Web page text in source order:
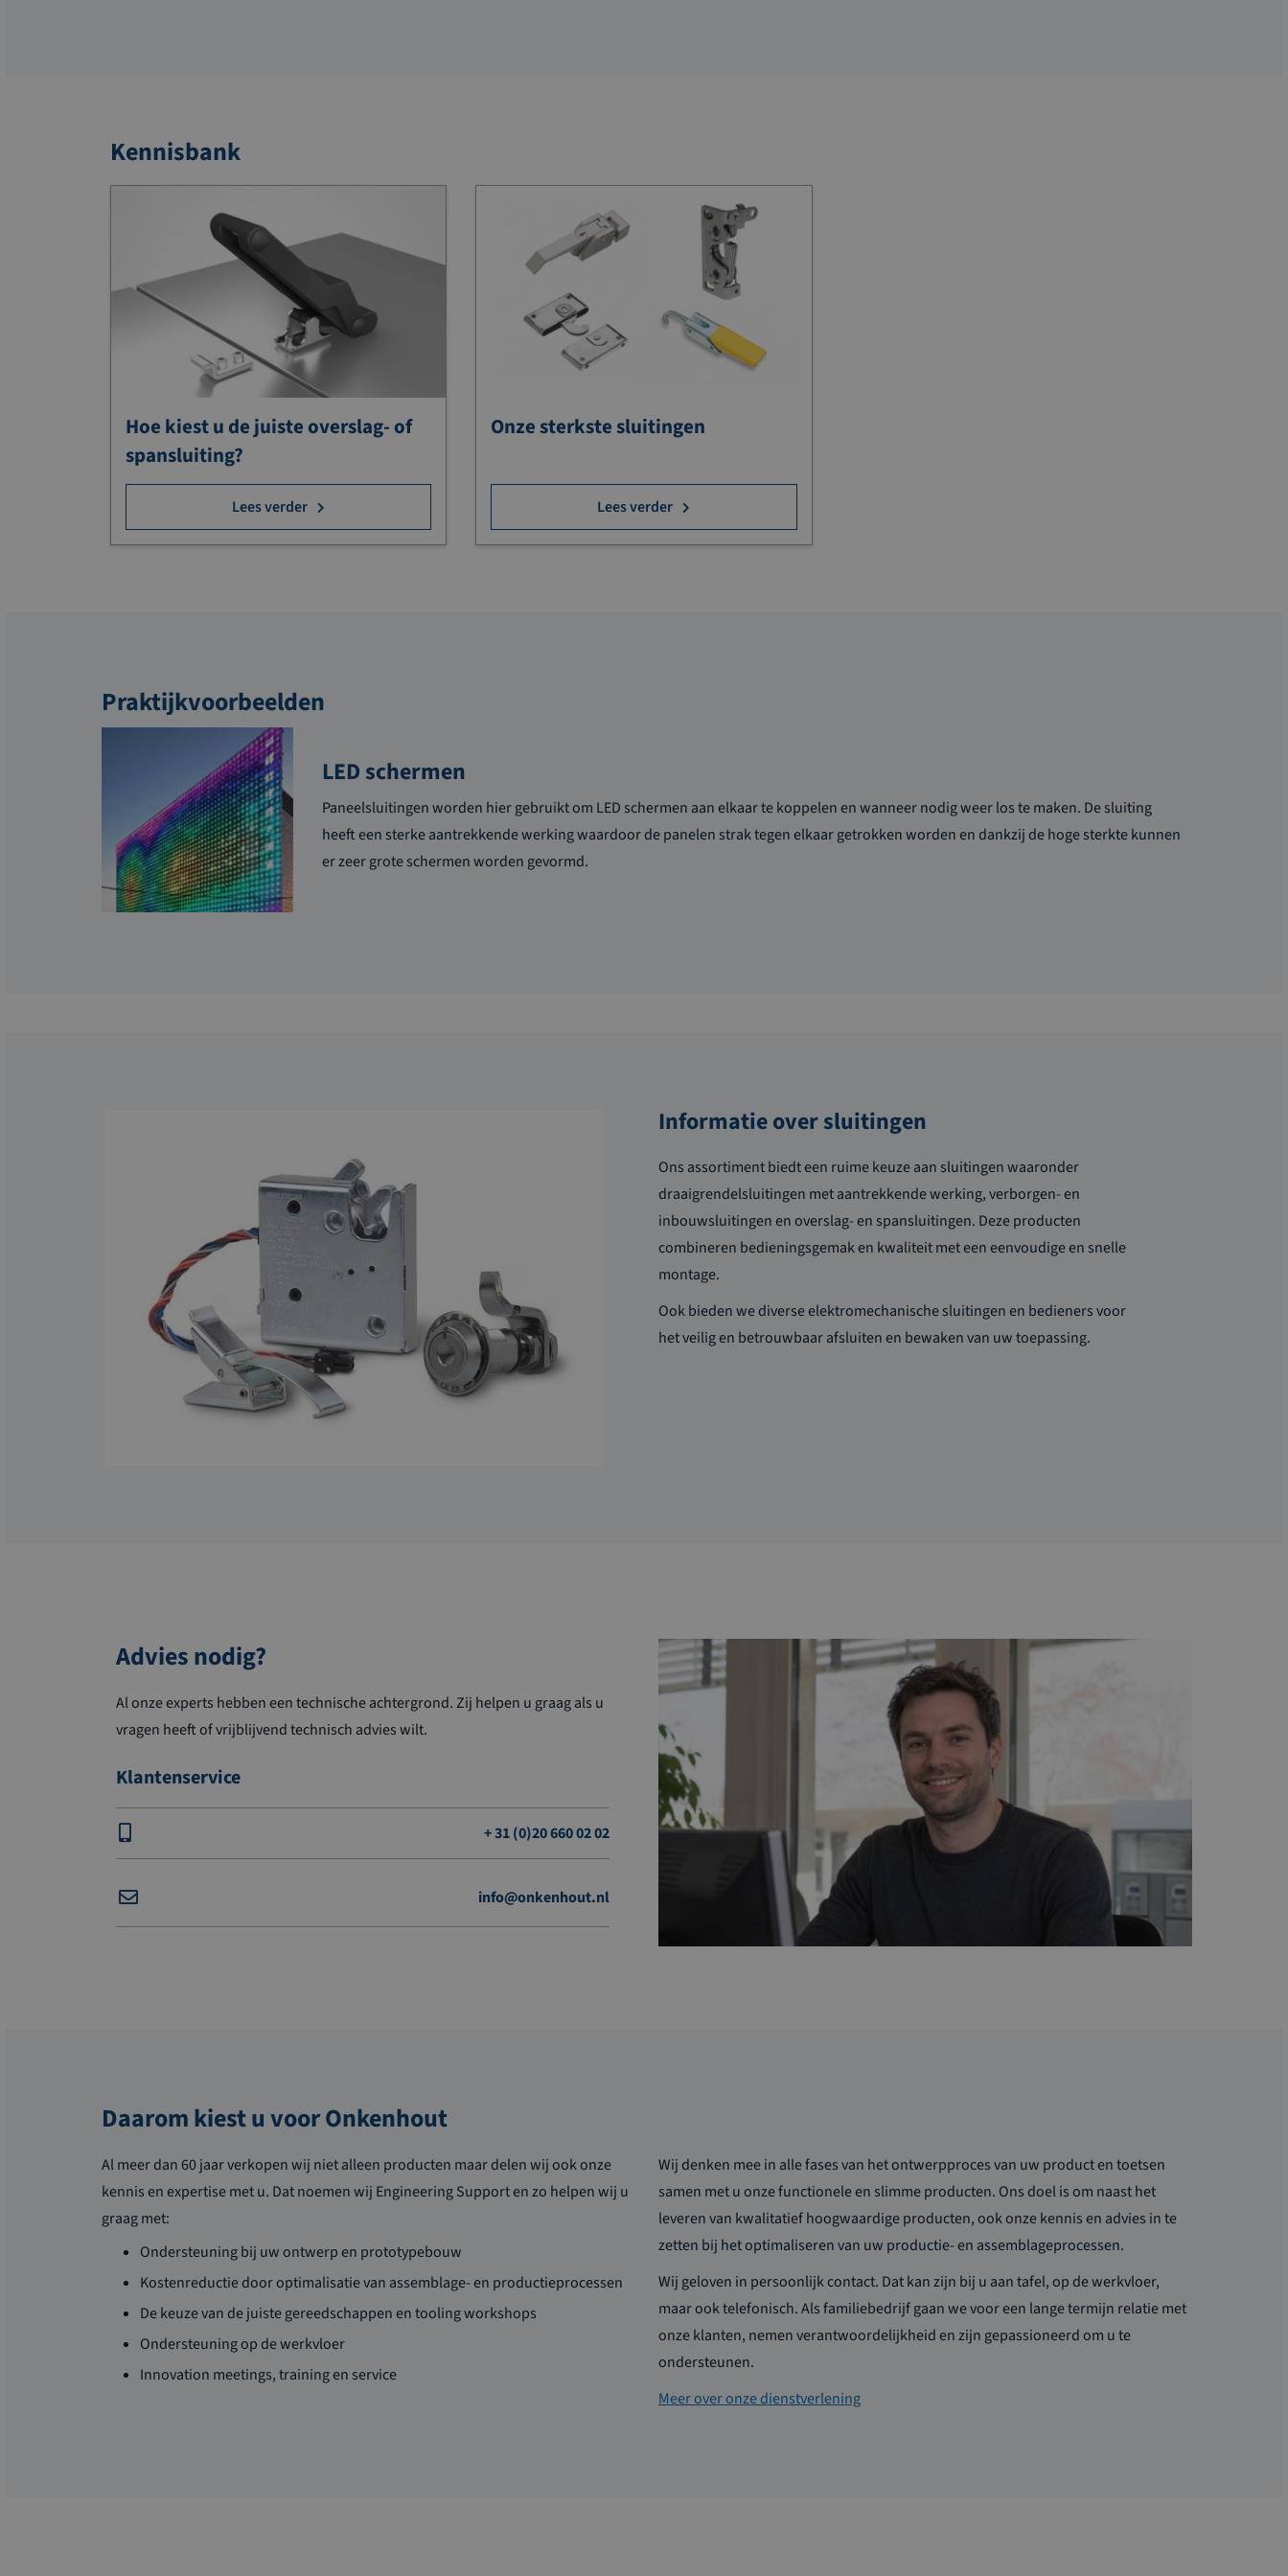
Kennisbank
Hoe kiest u de juiste overslag- of
spansluiting?
Lees verder
Onze sterkste sluitingen
Lees verder
Praktijkvoorbeelden
LED schermen
Paneelsluitingen worden hier gebruikt om LED schermen aan elkaar te koppelen en wanneer nodig weer los te maken. De sluiting
heeft een sterke aantrekkende werking waardoor de panelen strak tegen elkaar getrokken worden en dankzij de hoge sterkte kunnen
er zeer grote schermen worden gevormd.
Informatie over sluitingen
Ons assortiment biedt een ruime keuze aan sluitingen waaronder
draaigrendelsluitingen met aantrekkende werking, verborgen- en
inbouwsluitingen en overslag- en spansluitingen. Deze producten
combineren bedieningsgemak en kwaliteit met een eenvoudige en snelle
montage.
Ook bieden we diverse elektromechanische sluitingen en bedieners voor
het veilig en betrouwbaar afsluiten en bewaken van uw toepassing.
Advies nodig?
Al onze experts hebben een technische achtergrond. Zij helpen u graag als u
vragen heeft of vrijblijvend technisch advies wilt.
Klantenservice
+ 31 (0)20 660 02 02
info@onkenhout.nl
Daarom kiest u voor Onkenhout
Al meer dan 60 jaar verkopen wij niet alleen producten maar delen wij ook onze
kennis en expertise met u. Dat noemen wij Engineering Support en zo helpen wij u
graag met:
Ondersteuning bij uw ontwerp en prototypebouw
Kostenreductie door optimalisatie van assemblage- en productieprocessen
De keuze van de juiste gereedschappen en tooling workshops
Ondersteuning op de werkvloer
Innovation meetings, training en service
Wij denken mee in alle fases van het ontwerpproces van uw product en toetsen
samen met u onze functionele en slimme producten. Ons doel is om naast het
leveren van kwalitatief hoogwaardige producten, ook onze kennis en advies in te
zetten bij het optimaliseren van uw productie- en assemblageprocessen.
Wij geloven in persoonlijk contact. Dat kan zijn bij u aan tafel, op de werkvloer,
maar ook telefonisch. Als familiebedrijf gaan we voor een lange termijn relatie met
onze klanten, nemen verantwoordelijkheid en zijn gepassioneerd om u te
ondersteunen.
Meer over onze dienstverlening